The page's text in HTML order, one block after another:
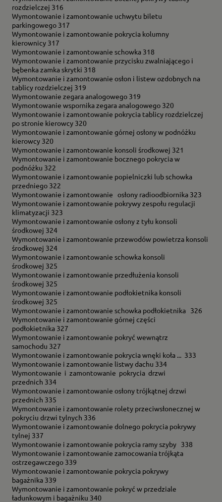
rozdzielczej 316
Wymontowanie i zamontowanie uchwytu biletu
parkingowego 317
Wymontowanie i zamontowanie pokrycia kolumny
kierownicy 317
Wymontowanie i zamontowanie schowka 318
Wymontowanie i zamontowanie przycisku zwalniającego i
bębenka zamka skrytki 318
Wymontowanie i zamontowanie osłon i listew ozdobnych na
tablicy rozdzielczej 319
Wymontowanie zegara analogowego 319
Wymontowanie wspornika zegara analogowego 320
Wymontowanie i zamontowanie pokrycia tablicy rozdzielczej
po stronie kierowcy 320
Wymontowanie i zamontowanie górnej osłony w podnóżku
kierowcy 320
Wymontowanie i zamontowanie konsoli środkowej 321
Wymontowanie i zamontowanie bocznego pokrycia w
podnóżku 322
Wymontowanie i zamontowanie popielniczki lub schowka
przedniego 322
Wymontowanie i zamontowanie osłony radioodbiornika 323
Wymontowanie i zamontowanie pokrywy zespołu regulacji
klimatyzacji 323
Wymontowanie i zamontowanie osłony z tyłu konsoli
środkowej 324
Wymontowanie i zamontowanie przewodów powietrza konsoli
środkowej 324
Wymontowanie i zamontowanie schowka konsoli
środkowej 325
Wymontowanie i zamontowanie przedłużenia konsoli
środkowej 325
Wymontowanie i zamontowanie podłokietnika konsoli
środkowej 325
Wymontowanie i zamontowanie schowka podłokietnika 326
Wymontowanie i zamontowanie górnej części
podłokietnika 327
Wymontowanie i zamontowanie pokryć wewnątrz
samochodu 327
Wymontowanie i zamontowanie pokrycia wnęki koła ... 333
Wymontowanie i zamontowanie listwy dachu 334
Wymontowanie i zamontowanie pokrycia drzwi
przednich 334
Wymontowanie i zamontowanie osłony trójkątnej drzwi
przednich 335
Wymontowanie i zamontowanie rolety przeciwsłonecznej w
pokryciu drzwi tylnych 336
Wymontowanie i zamontowanie dolnego pokrycia pokrywy
tylnej 337
Wymontowanie i zamontowanie pokrycia ramy szyby 338
Wymontowanie i zamontowanie zamocowania trójkąta
ostrzegawczego 339
Wymontowanie i zamontowanie pokrycia pokrywy
bagażnika 339
Wymontowanie i zamontowanie pokryć w przedziale
ładunkowym i bagażniku 340